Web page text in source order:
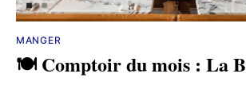
MANGER
🍽️ Comptoir du mois : La